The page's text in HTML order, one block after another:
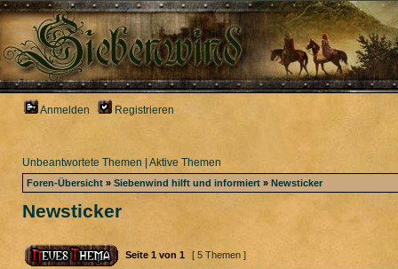
Anmelden Registrieren
Unbeantwortete Themen Aktive Themen
Foren-Übersicht » Siebenwind hilft und informiert » Newsticker
Newsticker
Seite 1 von 1 [ 5 Themen ]